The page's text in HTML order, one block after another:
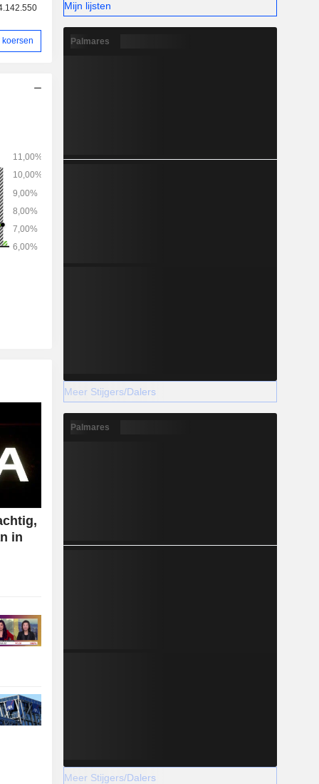
koersen
in
Mijn lijsten
Palmares
Meer Stijgers/Dalers
Palmares
Meer Stijgers/Dalers